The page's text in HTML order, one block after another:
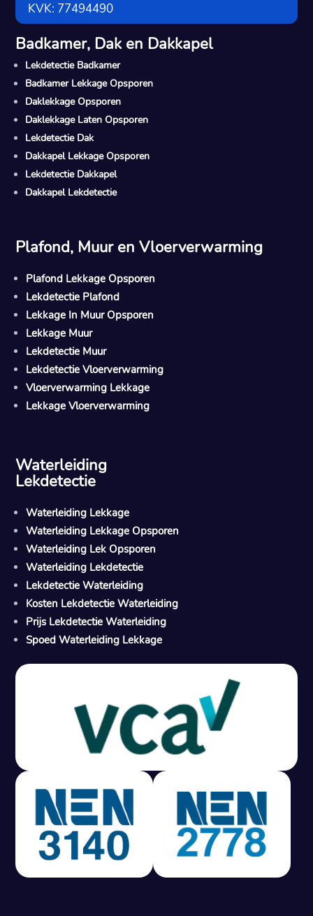
M
Gratis offerte in 24 uur
Geen lekkage? Geen betaling.
Vast tarief van € 395,- exc btw.
Rapport binnen 3 werkdagen.
100% RIsicovrij.
Vaak vergoed door verzekeraar.
KVK: 77494490
Badkamer, Dak en Dakkapel
Lekdetectie Badkamer
Badkamer Lekkage Opsporen
Daklekkage Opsporen
Daklekkage Laten Opsporen
Lekdetectie Dak
Dakkapel Lekkage Opsporen
Lekdetectie Dakkapel
Dakkapel Lekdetectie
Plafond, Muur en Vloerverwarming
Plafond Lekkage Opsporen
Lekdetectie Plafond
Lekkage In Muur Opsporen
Lekkage Muur
Lekdetectie Muur
Lekdetectie Vloerverwarming
Vloerverwarming Lekkage
Lekkage Vloerverwarming
Waterleiding
Lekdetectie
Waterleiding Lekkage
Waterleiding Lekkage Opsporen
Waterleiding Lek Opsporen
Waterleiding Lekdetectie
Lekdetectie Waterleiding
Kosten Lekdetectie Waterleiding
Prijs Lekdetectie Waterleiding
Spoed Waterleiding Lekkage